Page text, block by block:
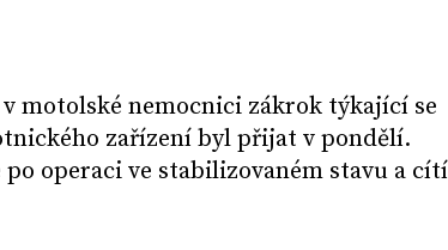
motolské nemocnici zákrok týkající se
zařízení byl přijat v pondělí.
operaci ve stabilizovaném stavu a cítí